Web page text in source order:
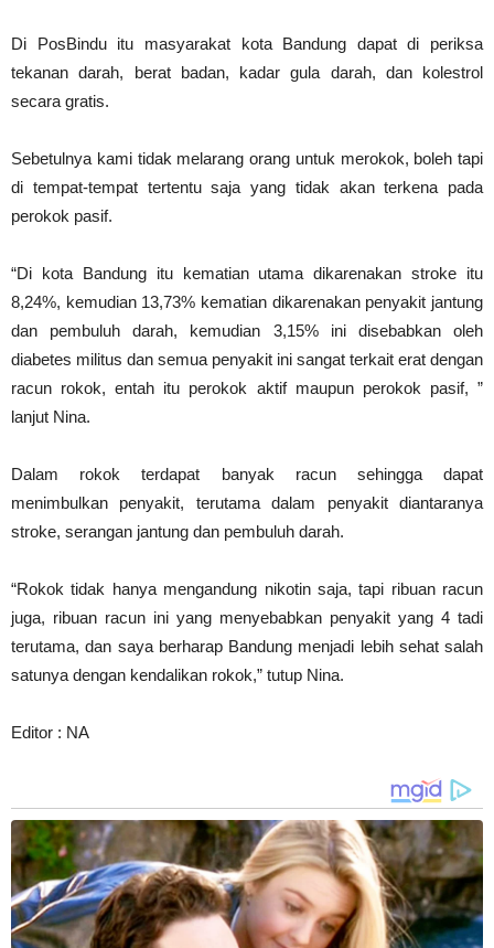
Di PosBindu itu masyarakat kota Bandung dapat di periksa
tekanan darah, berat badan, kadar gula darah, dan kolestrol
secara gratis.
Sebetulnya kami tidak melarang orang untuk merokok, boleh tapi
di tempat-tempat tertentu saja yang tidak akan terkena pada
perokok pasif.
“Di kota Bandung itu kematian utama dikarenakan stroke itu
8,24%, kemudian 13,73% kematian dikarenakan penyakit jantung
dan pembuluh darah, kemudian 3,15% ini disebabkan oleh
diabetes militus dan semua penyakit ini sangat terkait erat dengan
racun rokok, entah itu perokok aktif maupun perokok pasif, ”
lanjut Nina.
Dalam rokok terdapat banyak racun sehingga dapat
menimbulkan penyakit, terutama dalam penyakit diantaranya
stroke, serangan jantung dan pembuluh darah.
“Rokok tidak hanya mengandung nikotin saja, tapi ribuan racun
juga, ribuan racun ini yang menyebabkan penyakit yang 4 tadi
terutama, dan saya berharap Bandung menjadi lebih sehat salah
satunya dengan kendalikan rokok,” tutup Nina.
Editor : NA